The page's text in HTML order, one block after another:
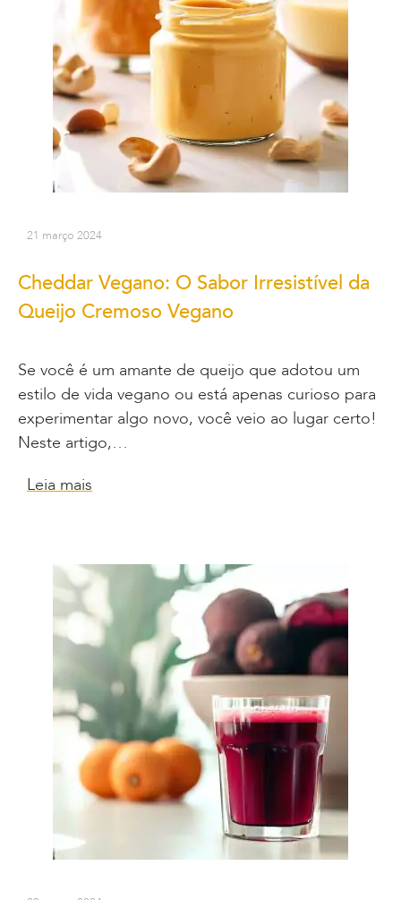
21 março 2024
Cheddar Vegano: O Sabor Irresistível da
Queijo Cremoso Vegano
Se você é um amante de queijo que adotou um
estilo de vida vegano ou está apenas curioso para
experimentar algo novo, você veio ao lugar certo!
Neste artigo,…
Leia mais